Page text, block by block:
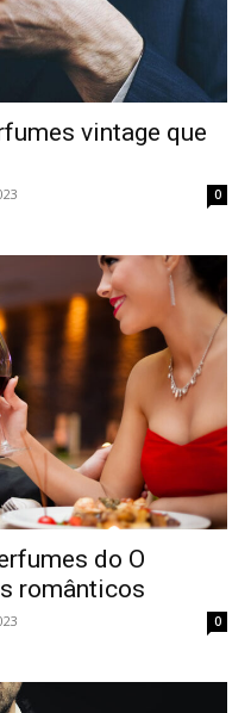
vintage que
0
do O
românticos
0